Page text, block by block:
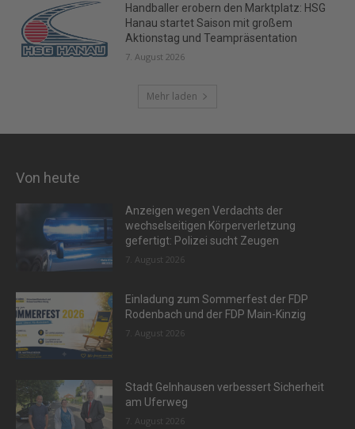
Handballer erobern den Marktplatz: HSG
Hanau startet Saison mit großem
Aktionstag und Teampräsentation
7. August 2026
Mehr laden
Von heute
Anzeigen wegen Verdachts der
wechselseitigen Körperverletzung
gefertigt: Polizei sucht Zeugen
7. August 2026
Einladung zum Sommerfest der FDP
Rodenbach und der FDP Main-Kinzig
7. August 2026
Stadt Gelnhausen verbessert Sicherheit
am Uferweg
7. August 2026